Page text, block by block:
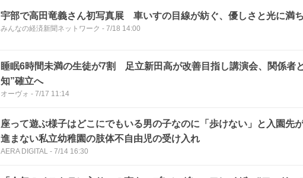
宇部で高田竜義さん初写真展 車いすの目線が紡ぐ、優しさと光に満
みんなの経済新聞ネットワーク - 7/18 14:00
睡眠6時間未満の生徒が7割 足立新田高が改善目指し講演会、関係者
知”確立へ
オーヴォ - 7/17 11:14
座って遊ぶ様子はどこにでもいる男の子なのに「歩けない」と入園先
進まない私立幼稚園の肢体不自由児の受け入れ
AERA DIGITAL - 7/14 16:30